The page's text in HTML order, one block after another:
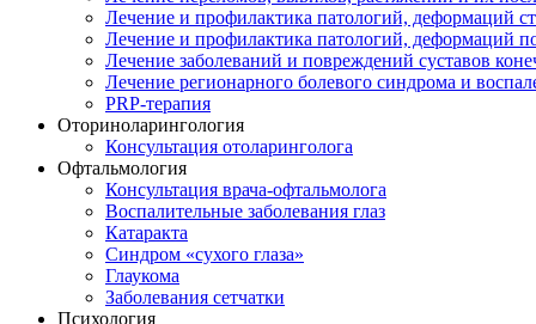
Лечение и профилактика патологий, деформаций
Лечение и профилактика патологий, деформаций
Лечение заболеваний и повреждений суставов
Лечение регионарного болевого синдрома и
PRP-терапия
Оториноларингология
Консультация отоларинголога
Офтальмология
Консультация врача-офтальмолога
Воспалительные заболевания глаз
Катаракта
Синдром «сухого глаза»
Глаукома
Заболевания сетчатки
Психология